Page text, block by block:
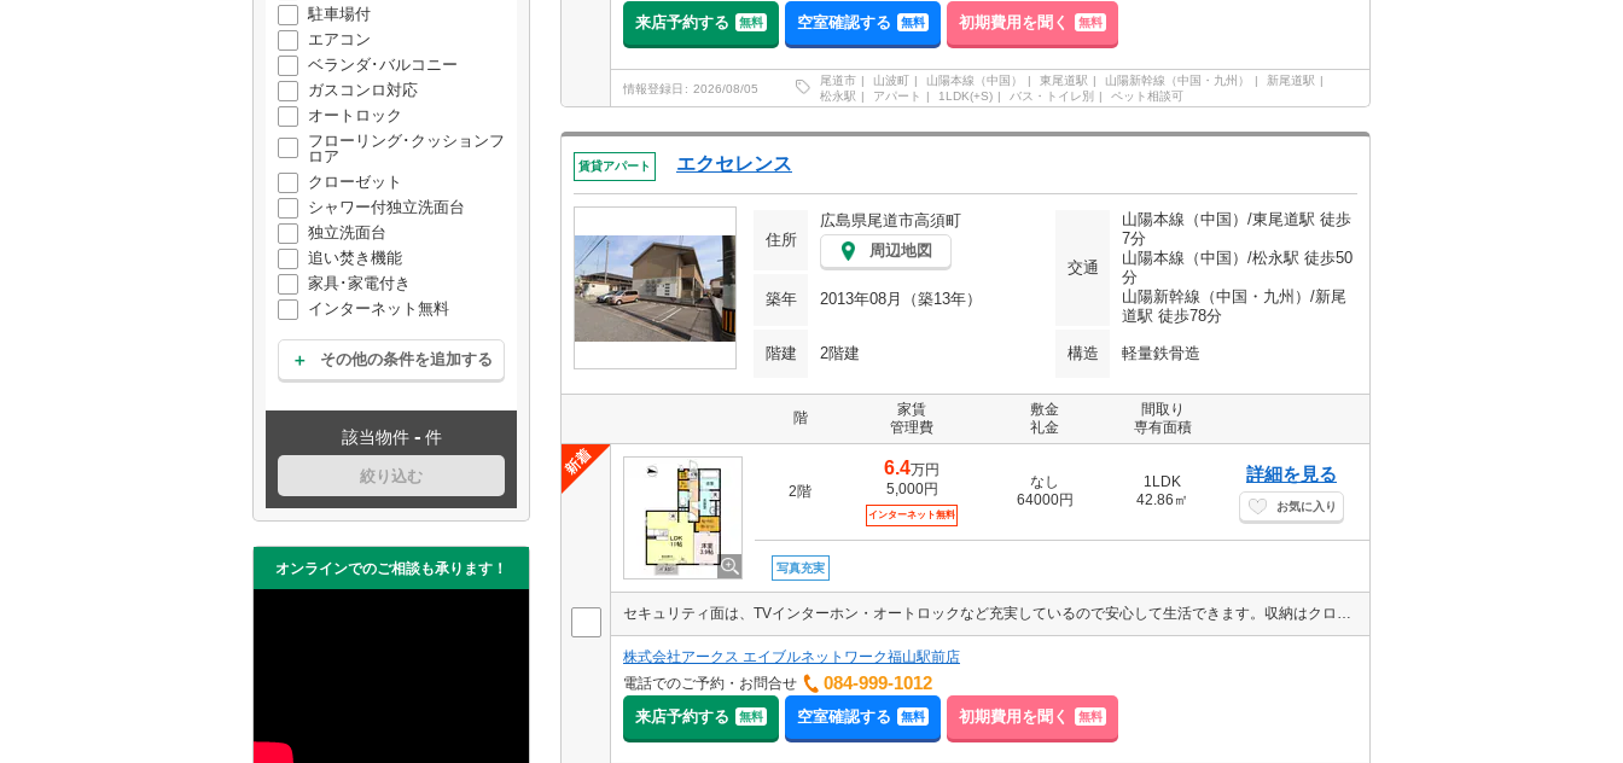
駐車場付
エアコン
ベランダ･バルコニー
ガスコンロ対応
オートロック
フローリング･クッションフ
ロア
クローゼット
シャワー付独立洗面台
独立洗面台
追い焚き機能
家具･家電付き
インターネット無料
その他の条件を追加する
該当物件 - 件
絞り込む
オンラインでのご相談も承ります！
来店予約する 無料 空室確認する 無料 初期費用を聞く 無料
情報登録日 2026/08/05
尾道市 山波町 山陽本線（中国） 東尾道駅 山陽新幹線（中国・九州）
新尾道駅
松永駅
アパート 1LDK(+S) バス・トイレ別 ペット相談可
賃貸アパート エクセレンス
住所
広島県尾道市高須町
周辺地図
交通
山陽本線（中国）/東尾道駅 徒歩
7分
山陽本線（中国）/松永駅 徒歩50
分
山陽新幹線（中国・九州）/新尾
道駅 徒歩78分
築年 2013年08月（築13年）
階建 2階建 構造 軽量鉄骨造
階
家賃
管理費
敷金
礼金
間取り
専有面積
2階
6.4万円
5,000円
インターネット無料
なし
64000円
1LDK
42.86㎡
詳細を見る
お気に入り
写真充実
セキュリティ面は、TVインターホン・オートロックなど充実しているので安心して生活できます。収納はクロゼット・シューズWICなどが備え付けられているので、衣類や日用品の収納に重宝します。独立洗面台はコンセントや照明、大きな鏡などがついているのでスムーズに身支度を整えられます。簡単に温度管理できるエアコン付きのアパート。
株式会社アークス エイブルネットワーク福山駅前店
電話でのご予約・お問合せ
084-999-1012
来店予約する 無料 空室確認する 無料 初期費用を聞く 無料